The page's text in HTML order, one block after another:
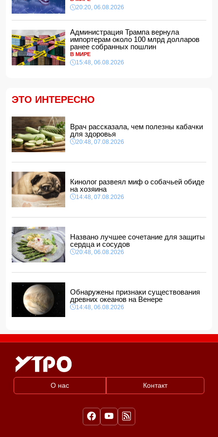
Тертерском районе
14:28, 07.08.2026
14:14, 07.08.2026
Сына Абеля Магеррамова отозвали от должности посла
14:10, 07.08.2026
14:04, 07.08.2026
дипломатами
14:00, 07.08.2026
Прогноз погоды в Азербайджане на 8 августа
12:48, 07.08.2026
В Азербайджане ищут сотрудников с зарплатой до 10
12:40, 07.08.2026
20:20, 06.08.2026
Администрация Трампа вернула
импортерам около 100 млрд долларов
ранее собранных пошлин
В МИРЕ
15:48, 06.08.2026
ЭТО ИНТЕРЕСНО
Врач рассказала, чем полезны кабачки
для здоровья
20:48, 07.08.2026
Кинолог развеял миф о собачьей обиде
на хозяина
14:48, 07.08.2026
Названо лучшее сочетание для защиты
сердца и сосудов
20:48, 06.08.2026
Обнаружены признаки существования
древних океанов на Венере
14:48, 06.08.2026
О нас Контакт